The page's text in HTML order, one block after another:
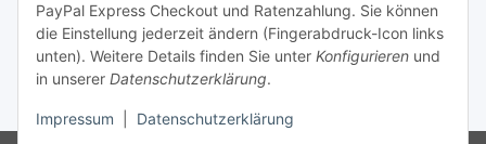
PayPal Express Checkout und Ratenzahlung. Sie können
die Einstellung jederzeit ändern (Fingerabdruck-Icon links
unten). Weitere Details finden Sie unter Konfigurieren und
in unserer Datenschutzerklärung.
Impressum Datenschutzerklärung